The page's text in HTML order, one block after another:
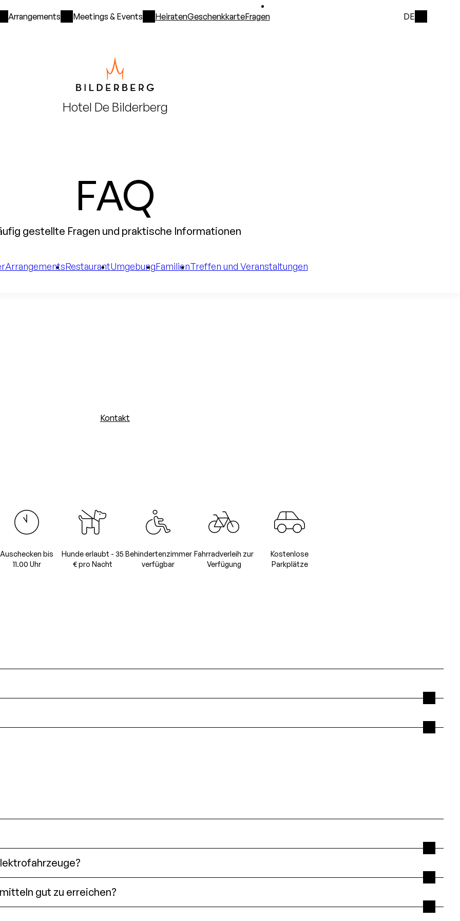
Arrangements Meetings & Events HeiratenGeschenkkarteFragen DE
Hotel De Bilderberg
FAQ
gestellte Fragen und praktische Informationen
ArrangementsRestaurantUmgebungFamilienTreffen und Veranstaltungen
Kontakt
Auschecken bis
11.00 Uhr
Hunde erlaubt - 35
€ pro Nacht
Behindertenzimmer
verfügbar
Fahrradverleih zur
Verfügung
Kostenlose
Parkplätze
gut zu erreichen?